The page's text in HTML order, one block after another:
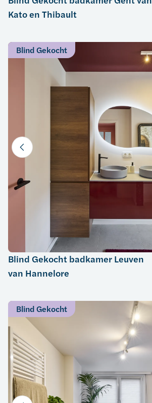
Kato en Thibault
Blind Gekocht
Blind Gekocht badkamer Leuven
van Hannelore
Blind Gekocht